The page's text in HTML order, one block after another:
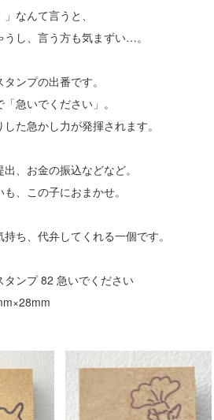
なんて言うと、
し、言う方も気まずい…。
ンプの出番です。
急いでください」。
た急かし力が発揮されます。
、お金の振込などなど。
、この子におまかせ。
持ち、代弁してくれる一個です。
タンプ 82 急いでください